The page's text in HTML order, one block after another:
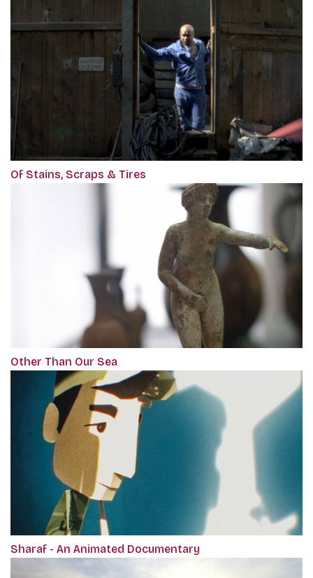
Of Stains, Scraps & Tires
Other Than Our Sea
Sharaf - An Animated Documentary